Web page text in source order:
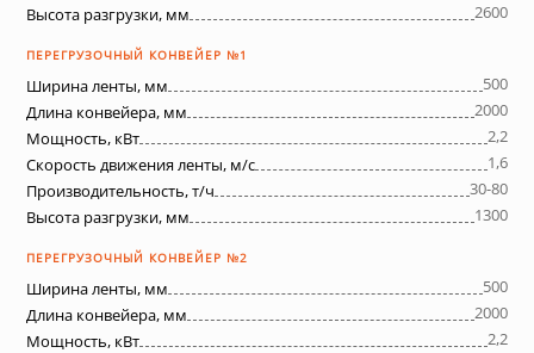
Высота разгрузки, мм
2600
ПЕРЕГРУЗОЧНЫЙ КОНВЕЙЕР №1
Ширина ленты, мм
500
Длина конвейера, мм
2000
Мощность, кВт
2,2
Скорость движения ленты, м/с
1,6
Производительность, т/ч
30-80
Высота разгрузки, мм
1300
ПЕРЕГРУЗОЧНЫЙ КОНВЕЙЕР №2
Ширина ленты, мм
500
Длина конвейера, мм
2000
Мощность, кВт
2,2